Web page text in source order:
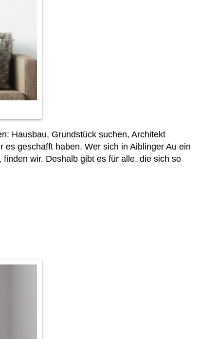
Hausbau, Grundstück suchen, Architekt
geschafft haben. Wer sich in Aiblinger Au ein
wir. Deshalb gibt es für alle, die sich so